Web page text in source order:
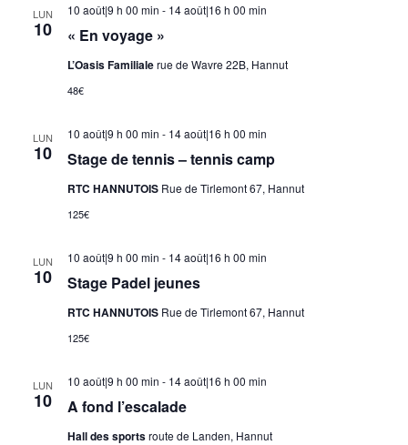
LUN
10 « En voyage »
10 août|9 h 00 min - 14 août|16 h 00 min
L’Oasis Familialerue de Wavre 22B, Hannut
48€
LUN
10 Stage de tennis – tennis camp
10 août|9 h 00 min - 14 août|16 h 00 min
RTC HANNUTOIS Rue de Tirlemont 67, Hannut
125€
LUN
10 Stage Padel jeunes
10 août|9 h 00 min - 14 août|16 h 00 min
RTC HANNUTOIS Rue de Tirlemont 67, Hannut
125€
LUN
10 A fond l’escalade
10 août|9 h 00 min - 14 août|16 h 00 min
Hall des sportsroute de Landen, Hannut